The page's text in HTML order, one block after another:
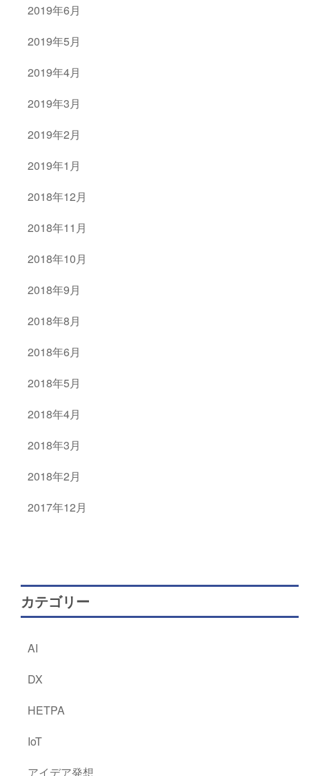
2019年6月
2019年5月
2019年4月
2019年3月
2019年2月
2019年1月
2018年12月
2018年11月
2018年10月
2018年9月
2018年8月
2018年6月
2018年5月
2018年4月
2018年3月
2018年2月
2017年12月
カテゴリー
AI
DX
HETPA
IoT
アイデア発想